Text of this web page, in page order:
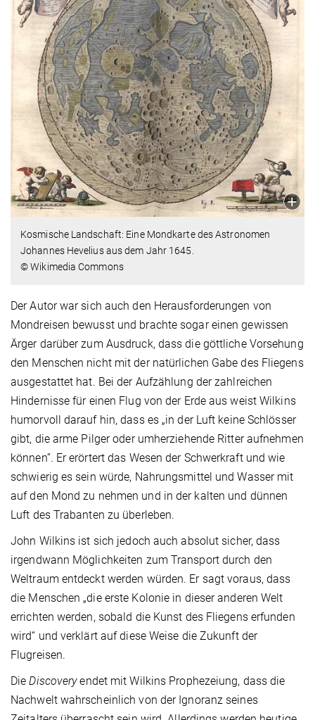
Kosmische Landschaft: Eine Mondkarte des Astronomen
Johannes Hevelius aus dem Jahr 1645.
© Wikimedia Commons
Der Autor war sich auch den Herausforderungen von
Mondreisen bewusst und brachte sogar einen gewissen
Ärger darüber zum Ausdruck, dass die göttliche Vorsehung
den Menschen nicht mit der natürlichen Gabe des Fliegens
ausgestattet hat. Bei der Aufzählung der zahlreichen
Hindernisse für einen Flug von der Erde aus weist Wilkins
humorvoll darauf hin, dass es „in der Luft keine Schlösser
gibt, die arme Pilger oder umherziehende Ritter aufnehmen
können”. Er erörtert das Wesen der Schwerkraft und wie
schwierig es sein würde, Nahrungsmittel und Wasser mit
auf den Mond zu nehmen und in der kalten und dünnen
Luft des Trabanten zu überleben.
John Wilkins ist sich jedoch auch absolut sicher, dass
irgendwann Möglichkeiten zum Transport durch den
Weltraum entdeckt werden würden. Er sagt voraus, dass
die Menschen „die erste Kolonie in dieser anderen Welt
errichten werden, sobald die Kunst des Fliegens erfunden
wird“ und verklärt auf diese Weise die Zukunft der
Flugreisen.
DieDiscoveryendet mit Wilkins Prophezeiung, dass die
Nachwelt wahrscheinlich von der Ignoranz seines